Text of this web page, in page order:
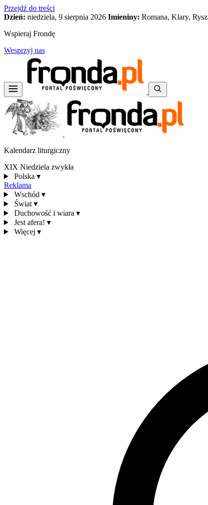
Przejdź do treści
Dzień: niedziela, 9 sierpnia 2026 Imieniny: Romana, Klary,
Wspieraj Frondę
Wesprzyj nas
Kalendarz liturgiczny
XIX Niedziela zwykła
Polska ▾
Reklama
Wschód ▾
Świat ▾
Duchowość i wiara ▾
Jest afera! ▾
Więcej ▾